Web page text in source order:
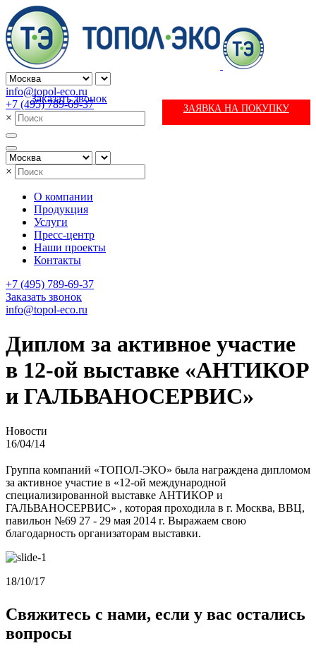
info@topol-eco.ru
+7 (495) 789-69-37
Заказать звонок
ЗАЯВКА НА ПОКУПКУ
×
×
О компании
Продукция
Услуги
Пресс-центр
Наши проекты
Контакты
+7 (495) 789-69-37
Заказать звонок
info@topol-eco.ru
Диплом за активное участие
в 12-ой выставке «АНТИКОР
и ГАЛЬВАНОСЕРВИС»
Новости
16/04/14
Группа компаний «ТОПОЛ-ЭКО» была награждена дипломом
за активное участие в «12-ой международной
специализированной выставке АНТИКОР и
ГАЛЬВАНОСЕРВИС» , которая проходила в г. Москва, ВВЦ,
павильон №69 27 - 29 мая 2014 г. Выражаем свою
благодарность организаторам выставки.
18/10/17
Свяжитесь с нами, если у вас остались
вопросы